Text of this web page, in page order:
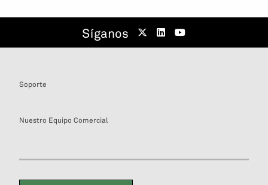
Síganos
Soporte
Nuestro Equipo Comercial